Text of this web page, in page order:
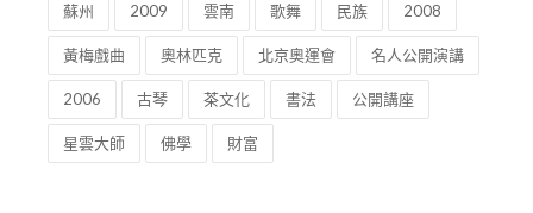
蘇州 2009 雲南 歌舞 民族 2008
黃梅戲曲 奧林匹克 北京奧運會 名人公開演講
2006 古琴 茶文化 書法 公開講座
星雲大師 佛學 財富